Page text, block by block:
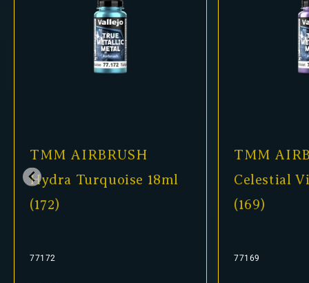
TMM AIRBRUSH
Hydra Turquoise 18ml
(172)
77172
TMM
Celestial
(169)
77169